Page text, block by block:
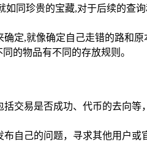
同珍贵的宝藏,对于后续的查
定,就像确定自己走错的路和原
的物品有不同的存放规则。
交易是否成功、代币的去向等
自己的问题，寻求其他用户或